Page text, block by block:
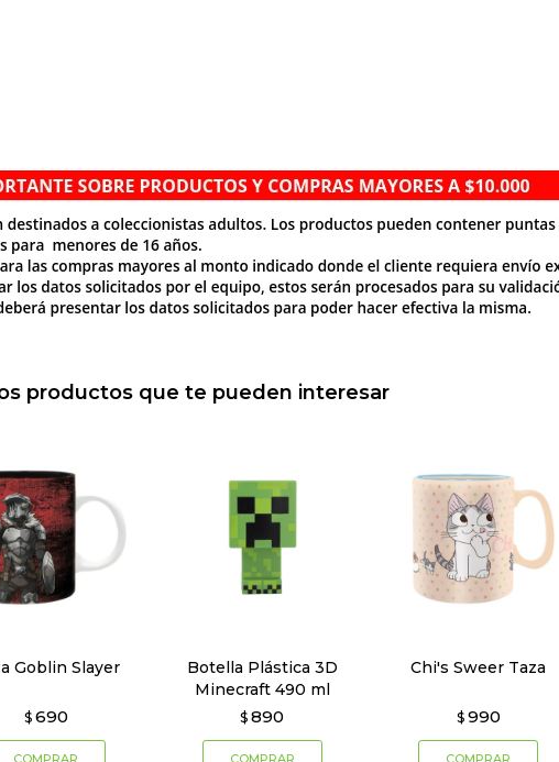
productos que te pueden interesar
Goblin Slayer
$ 690
Botella Plástica 3D
Minecraft 490 ml
$ 890
Chi's Sweer Taza
$ 990